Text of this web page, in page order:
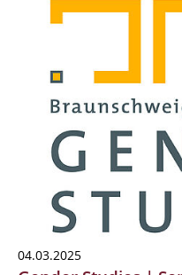
04.03.2025